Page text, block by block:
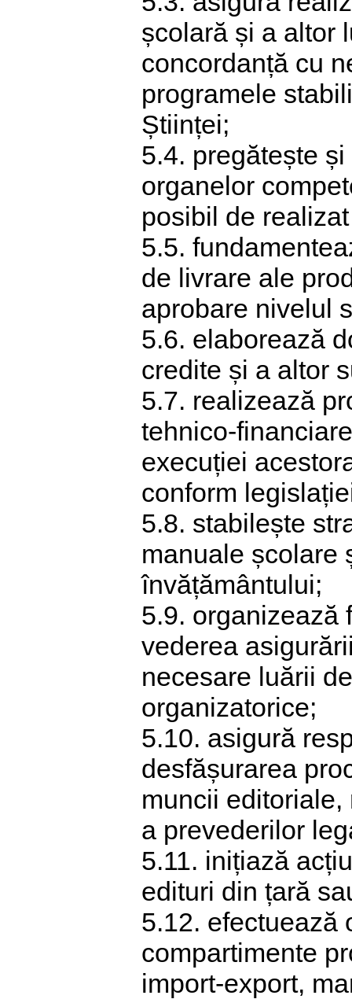
școlară și a altor
concordanță cu
programele
Științei;
5.4. pregătește
organelor
posibil de
5.5.
de livrare ale
aprobare nivelul
5.6. elaborează
credite și a altor
5.7. realizează
tehnico-
execuției
conform
5.8. stabilește
manuale școlare
învățământului;
5.9. organizează
vederea
necesare luării
organizatorice;
5.10. asigură
desfășurarea
muncii
a prevederilor
5.11. inițiază
edituri din țară
5.12. efectuează
compartimente
import-export,